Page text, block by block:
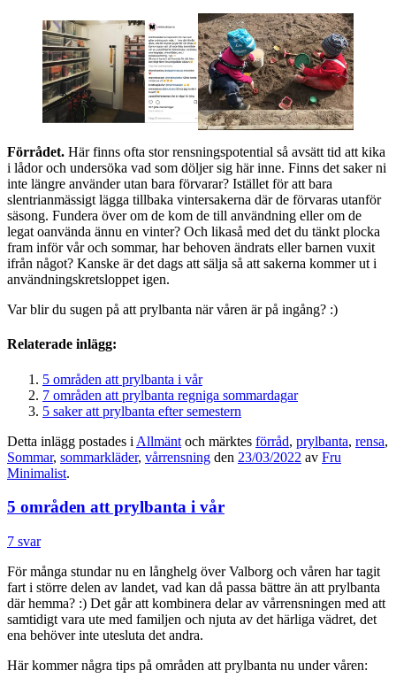
Förrådet. Här finns ofta stor rensningspotential så avsätt tid att kika
i lådor och undersöka vad som döljer sig här inne. Finns det saker ni
inte längre använder utan bara förvarar? Istället för att bara
slentrianmässigt lägga tillbaka vintersakerna där de förvaras utanför
säsong. Fundera över om de kom de till användning eller om de
legat oanvända ännu en vinter? Och likaså med det du tänkt plocka
fram inför vår och sommar, har behoven ändrats eller barnen vuxit
ifrån något? Kanske är det dags att sälja så att sakerna kommer ut i
användningskretsloppet igen.
Var blir du sugen på att prylbanta när våren är på ingång? :)
Relaterade inlägg:
5 områden att prylbanta i vår
7 områden att prylbanta regniga sommardagar
5 saker att prylbanta efter semestern
Detta inlägg postades i Allmänt och märktes förråd, prylbanta, rensa,
Sommar, sommarkläder, vårrensning den 23/03/2022 av Fru
Minimalist.
5 områden att prylbanta i vår
7 svar
För många stundar nu en långhelg över Valborg och våren har tagit
fart i större delen av landet, vad kan då passa bättre än att prylbanta
där hemma? :) Det går att kombinera delar av vårrensningen med att
samtidigt vara ute med familjen och njuta av det härliga vädret, det
ena behöver inte utesluta det andra.
Här kommer några tips på områden att prylbanta nu under våren: